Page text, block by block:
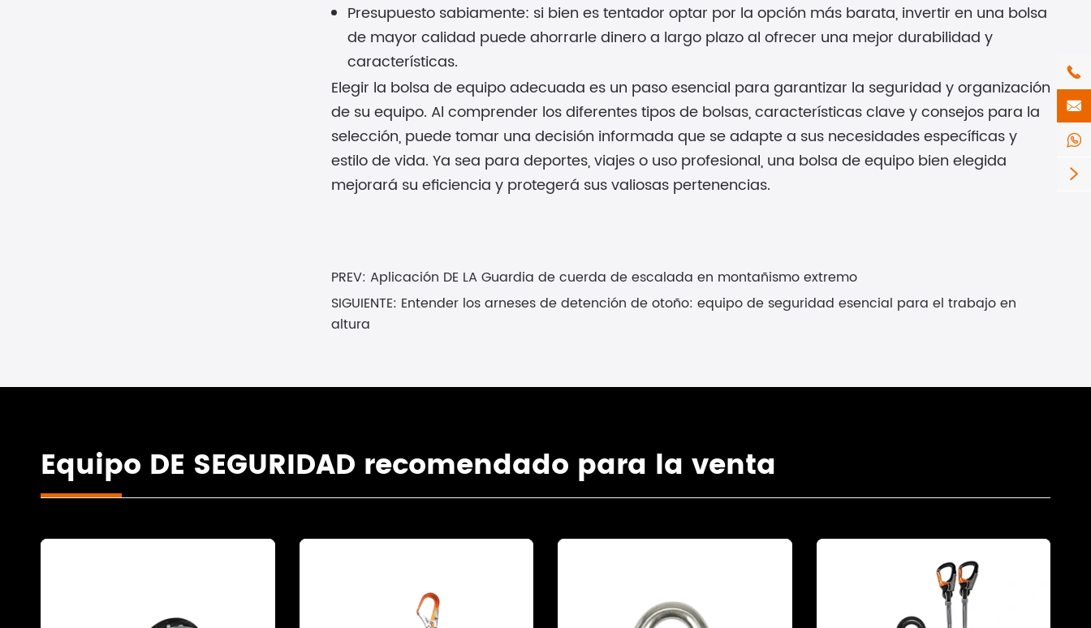
Presupuesto sabiamente: si bien es tentador optar por la opción más barata, invertir en una bolsa
de mayor calidad puede ahorrarle dinero a largo plazo al ofrecer una mejor durabilidad y
características.
Elegir la bolsa de equipo adecuada es un paso esencial para garantizar la seguridad y organización
de su equipo. Al comprender los diferentes tipos de bolsas, características clave y consejos para la
selección, puede tomar una decisión informada que se adapte a sus necesidades específicas y
estilo de vida. Ya sea para deportes, viajes o uso profesional, una bolsa de equipo bien elegida
mejorará su eficiencia y protegerá sus valiosas pertenencias.
PREV: Aplicación DE LA Guardia de cuerda de escalada en montañismo extremo
SIGUIENTE: Entender los arneses de detención de otoño: equipo de seguridad esencial para el trabajo en
altura
Equipo DE SEGURIDAD recomendado para la venta



